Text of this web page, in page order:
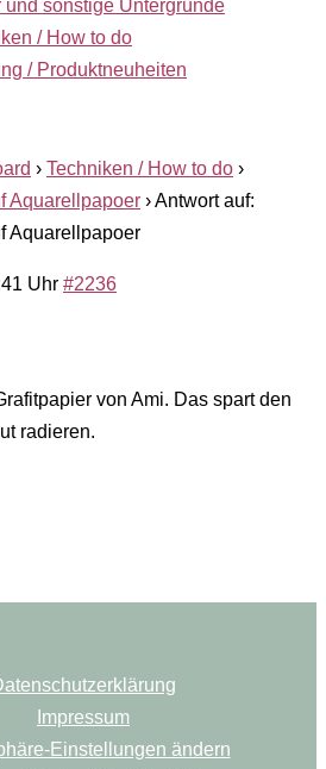
und sonstige Untergründe
/ How to do
/ Produktneuheiten
› Techniken / How to do ›
Aquarellpapoer ›Antwort auf:
Aquarellpapoer
Uhr #2236
von Ami. Das spart den
radieren.
Impressum
Einstellungen ändern